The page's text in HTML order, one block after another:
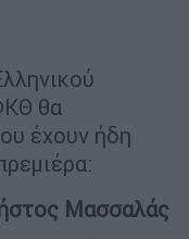
θα
έχουν ήδη
Μασσαλάς